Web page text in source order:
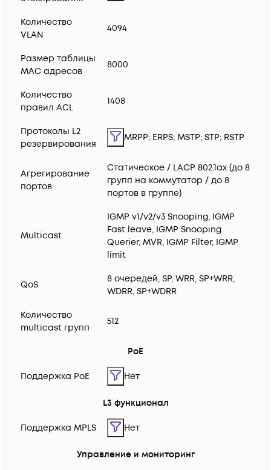
Количество
VLAN
4094
Размер таблицы
MAC адресов
8000
Количество
правил ACL
1408
Протоколы L2
резервирования
MRPP; ERPS; MSTP; STP; RSTP
Агрегирование
портов
Статическое / LACP 802.1ax (до 8
групп на коммутатор / до 8
портов в группе)
Multicast
IGMP v1/v2/v3 Snooping, IGMP
Fast leave, IGMP Snooping
Querier, MVR, IGMP Filter, IGMP
limit
QoS
8 очередей, SP, WRR, SP+WRR,
WDRR, SP+WDRR
Количество
multicast групп
512
PoE
Поддержка PoE Нет
L3 функционал
Поддержка MPLS Нет
Управление и мониторинг